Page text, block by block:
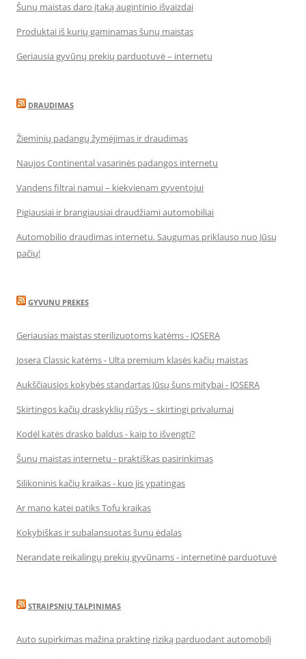
Šunų maistas daro įtaką augintinio išvaizdai
Produktai iš kurių gaminamas šunų maistas
Geriausia gyvūnų prekių parduotuvė – internetu
DRAUDIMAS
Žieminių padangų žymėjimas ir draudimas
Naujos Continental vasarinės padangos internetu
Vandens filtrai namui – kiekvienam gyventojui
Pigiausiai ir brangiausiai draudžiami automobiliai
Automobilio draudimas internetu. Saugumas priklauso nuo Jūsų
pačių!
GYVUNU PREKES
Geriausias maistas sterilizuotoms katėms - JOSERA
Josera Classic katėms - Ulta premium klasės kačių maistas
Aukščiausios kokybės standartas Jūsų šuns mitybai - JOSERA
Skirtingos kačių draskyklių rūšys – skirtingi privalumai
Kodėl katės drasko baldus - kaip to išvengti?
Šunų maistas internetu - praktiškas pasirinkimas
Silikoninis kačių kraikas - kuo jis ypatingas
Ar mano katei patiks Tofu kraikas
Kokybiškas ir subalansuotas šunų ėdalas
Nerandate reikalingų prekių gyvūnams - internetinė parduotuvė
STRAIPSNIŲ TALPINIMAS
Auto supirkimas mažina praktinę riziką parduodant automobilį